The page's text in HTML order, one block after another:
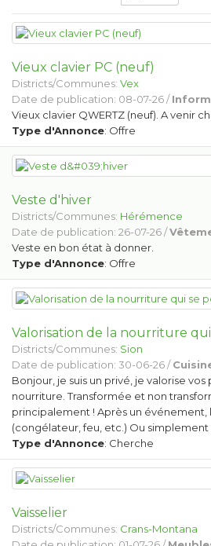
Vieux clavier PC (neuf)
Districts/Communes: Vex
Date de publication: 08-07-26 /
Vieux clavier QWERTZ (neuf). A venir
Type d'Annonce: Offre
Veste d'hiver
Districts/Communes: Hérémence
Date de publication: 26-07-26 /
Veste en bon état à donner.
Type d'Annonce: Offre
Valorisation de la nourriture qui
Districts/Communes: Sion
Date de publication: 30-06-26 /
Bonjour, je suis un privé, je valorise
nourriture. Transformée et non
principalement ! Après un événement,
(congélateur, feu, etc.) Ou simplement
Type d'Annonce: Cherche
Vaisselier
Districts/Communes: Crans-Montana